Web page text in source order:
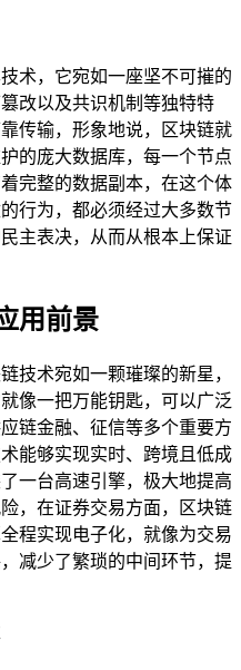
术，它宛如一座坚不可摧的
改以及共识机制等独特特
传输，形象地说，区块链就
的庞大数据库，每一个节点
完整的数据副本，在这个体
行为，都必须经过大多数节
主表决，从而从根本上保证
用前景
技术宛如一颗璀璨的新星，
像一把万能钥匙，可以广泛
链金融、征信等多个重要方
能够实现实时、跨境且低成
一台高速引擎，极大地提高
，在证券交易方面，区块链
程实现电子化，就像为交易
减少了繁琐的中间环节，提